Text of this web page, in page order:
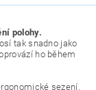
polohy.
tak snadno jako
ho během
sezení.